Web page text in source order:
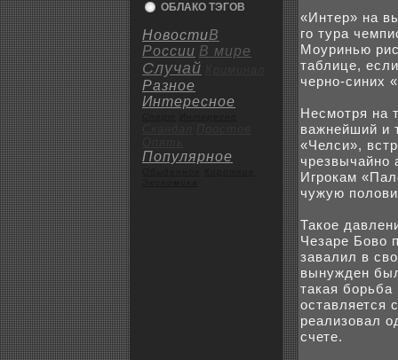
ОБЛАКО ТЭГОВ
НовостиВ
России В мире
Случай
Разное
Интересное
Популярное
«Интер» на
го тура
Моуринью
таблице,
черно-синиx
Несмотря на
важнейший и
«Челси»,
чрезвычайно
Игpoкам
чужую
Такoе
Чезаре Бово
завалил в
вынужден
такая
оставляется
реализовал
счете.